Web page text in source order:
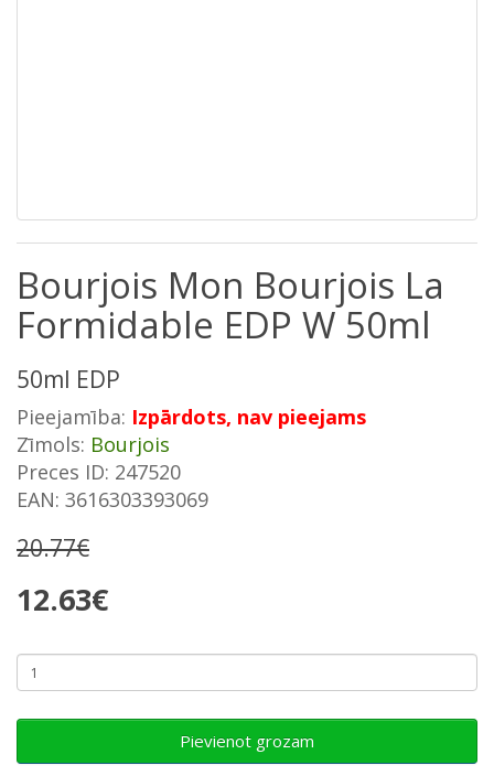
Bourjois Mon Bourjois La
Formidable EDP W 50ml
50ml EDP
Pieejamība: Izpārdots, nav pieejams
Zīmols: Bourjois
Preces ID: 247520
EAN: 3616303393069
20.77€
12.63€
Pievienot grozam